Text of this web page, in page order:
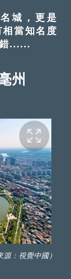
城，更是
相當知名度
......
州
：視覺中國）